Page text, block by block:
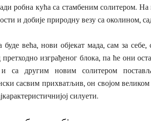
робна кућа са стамбеним солитером. На
и добије природну везу са околином,
буде већа, нови објекат мада, сам за
претходно изграђеног блока, па ће они
и са другим новим солитером
сасвим прихватљив, он својом
силуети.